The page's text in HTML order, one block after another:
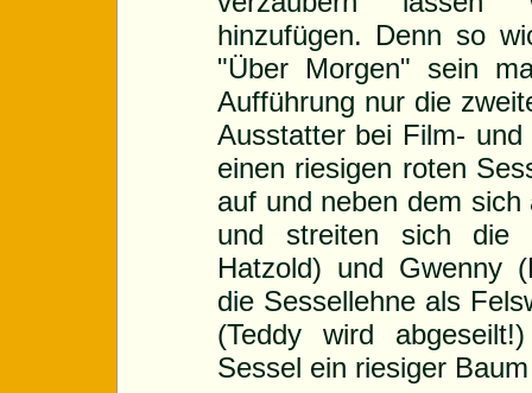
hinzufügen. Denn so
"Über Morgen" sein
Aufführung nur die
Ausstatter bei Film-
einen riesigen roten
auf und neben dem
und streiten sich die
Hatzold) und Gwenny
die Sessellehne als
(Teddy wird
Sessel ein riesiger